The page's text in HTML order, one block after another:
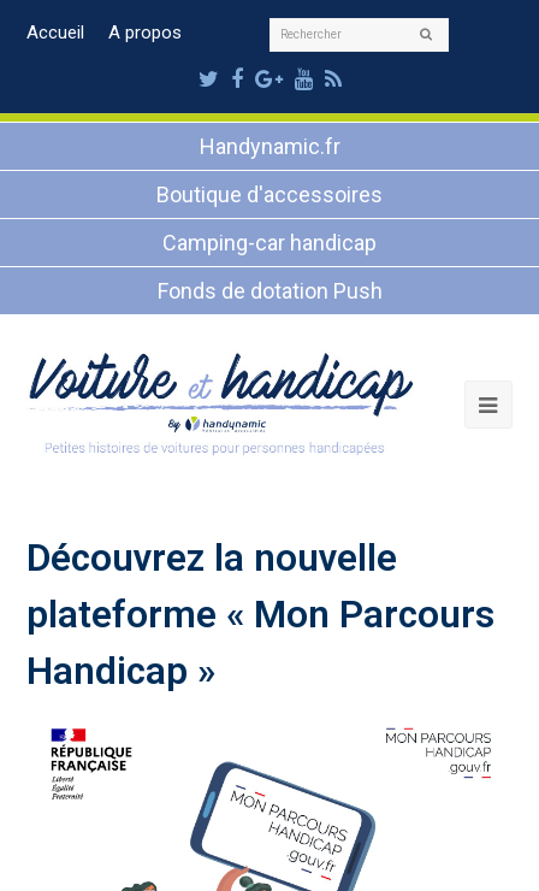
Accueil A propos Rechercher
Twitter
Facebook
Google
Plus
Youtube
RSS
Handynamic.fr
Boutique d'accessoires
Camping-car handicap
Fonds de dotation Push
Découvrez la nouvelle
plateforme « Mon Parcours
Handicap »